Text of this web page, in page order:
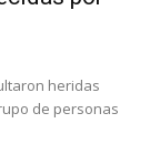
heridas
de personas